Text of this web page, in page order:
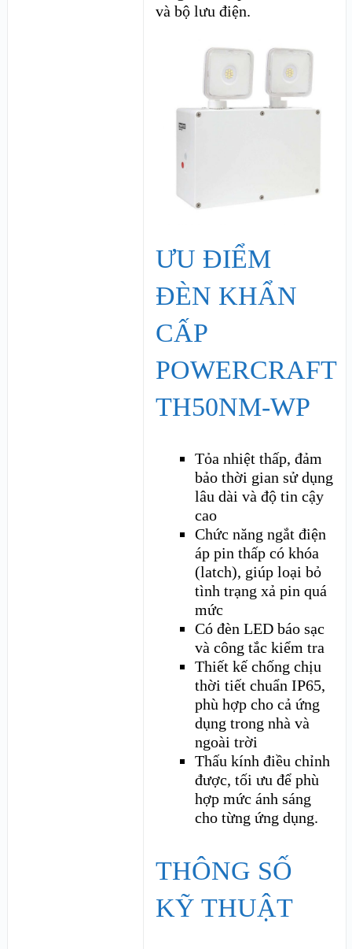
và bộ lưu điện.
ƯU ĐIỂM
ĐÈN KHẨN
CẤP
POWERCRAFT
TH50NM-WP
Tỏa nhiệt thấp, đảm
bảo thời gian sử dụng
lâu dài và độ tin cậy
cao
Chức năng ngắt điện
áp pin thấp có khóa
(latch), giúp loại bỏ
tình trạng xả pin quá
mức
Có đèn LED báo sạc
và công tắc kiểm tra
Thiết kế chống chịu
thời tiết chuẩn IP65,
phù hợp cho cả ứng
dụng trong nhà và
ngoài trời
Thấu kính điều chỉnh
được, tối ưu để phù
hợp mức ánh sáng
cho từng ứng dụng.
THÔNG SỐ
KỸ THUẬT